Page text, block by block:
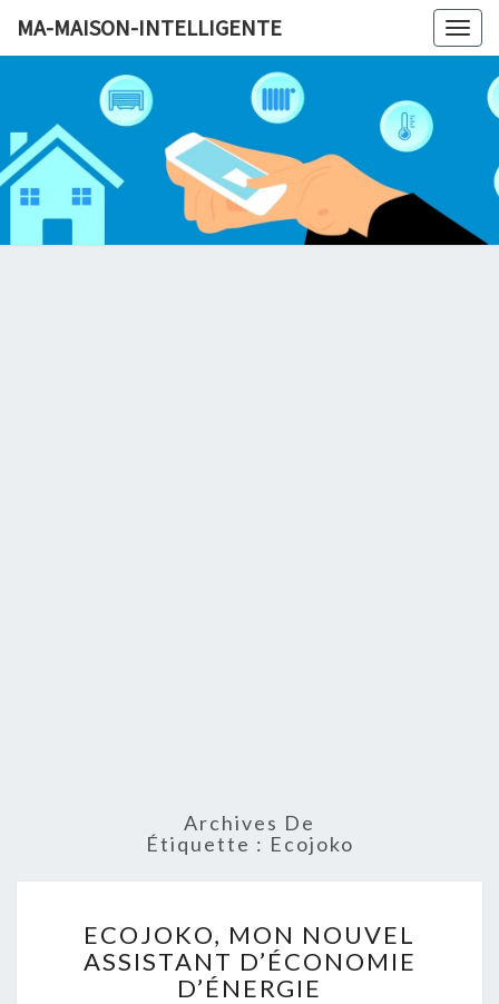
MA-MAISON-INTELLIGENTE
MA-
Archives De
Étiquette : Ecojoko
MON
NOUVEL
ASSISTANT
ECOJOKO, MON NOUVEL
ASSISTANT D’ÉCONOMIE
D’ÉNERGIE